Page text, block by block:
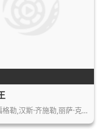
格勒,汉斯·齐施勒,丽萨·克…